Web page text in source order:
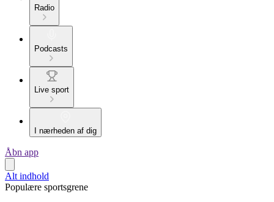
Radio
Podcasts
Live sport
I nærheden af dig
Åbn app
Alt indhold
Populære sportsgrene